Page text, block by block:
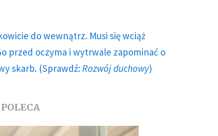
do wewnątrz. Musi się wciąż
przed oczyma i wytrwale zapominać o
skarb. (Sprawdź: Rozwój duchowy)